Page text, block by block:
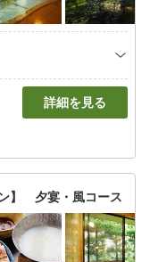
詳細を見る
ン】 夕宴・風コース